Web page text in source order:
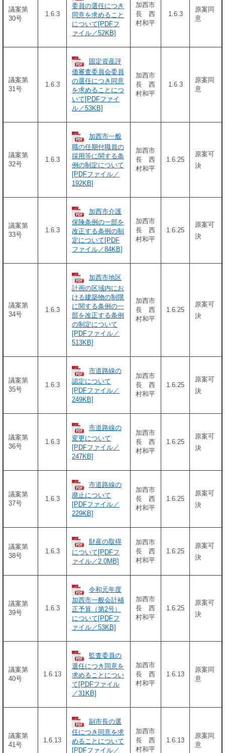
議案第
30号
1.6.3
委員の選任につき
同意を求めること
について[PDFフ
ァイル／52KB]
加西市
長 西
村和平
1.6.3
原案同
意
議案第
31号
1.6.3
固定資産評
価審査委員会委員
の選任につき同意
を求めることにつ
いて[PDFファイ
ル／53KB]
加西市
長 西
村和平
1.6.3
原案同
意
議案第
32号
1.6.3
加西市一般
職の任期付職員の
採用等に関する条
例の制定について
[PDFファイル／
192KB]
加西市
長 西
村和平
1.6.25
原案可
決
議案第
33号
1.6.3
加西市介護
保険条例の一部を
改正する条例の制
定について[PDF
ファイル／84KB]
加西市
長 西
村和平
1.6.25
原案可
決
議案第
34号
1.6.3
加西市地区
計画の区域内にお
ける建築物の制限
に関する条例の一
部を改正する条例
の制定について
[PDFファイル／
513KB]
加西市
長 西
村和平
1.6.25
原案可
決
議案第
35号
1.6.3
市道路線の
認定について
[PDFファイル／
249KB]
加西市
長 西
村和平
1.6.25
原案可
決
議案第
36号
1.6.3
市道路線の
変更について
[PDFファイル／
247KB]
加西市
長 西
村和平
1.6.25
原案可
決
議案第
37号
1.6.3
市道路線の
廃止について
[PDFファイル／
229KB]
加西市
長 西
村和平
1.6.25
原案可
決
議案第
38号
1.6.3
財産の取得
について[PDFフ
ァイル／2.0MB]
加西市
長 西
村和平
1.6.25
原案可
決
議案第
39号
1.6.3
令和元年度
加西市一般会計補
正予算（第2号）
について[PDFフ
ァイル／53KB]
加西市
長 西
村和平
1.6.25
原案可
決
議案第
40号
1.6.13
監査委員の
選任につき同意を
求めることについ
て[PDFファイル
／31KB]
加西市
長 西
村和平
1.6.13
原案同
意
議案第
41号
1.6.13
副市長の選
任につき同意を求
めることについて
[PDFファイル／
加西市
長 西
村和平
1.6.13
原案同
意